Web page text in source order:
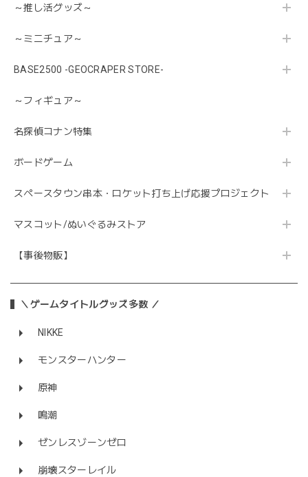
～推し活グッズ～
～ミニチュア～
BASE2500 -GEOCRAPER STORE-
～フィギュア～
名探偵コナン特集
ボードゲーム
スペースタウン串本・ロケット打ち上げ応援プロジェクト
マスコット/ぬいぐるみストア
【事後物販】
＼ゲームタイトルグッズ多数 ／
NIKKE
モンスターハンター
原神
鳴潮
ゼンレスゾーンゼロ
崩壊スターレイル